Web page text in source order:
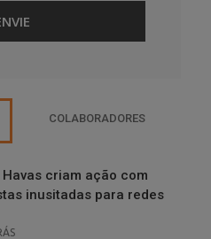
COLABORADORES
criam ação com
inusitadas para redes